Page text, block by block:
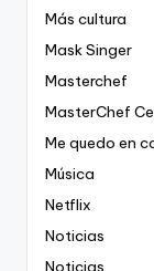
Más cultura
Mask Singer
Masterchef
MasterChef
Me quedo en
Música
Netflix
Noticias
Noticias